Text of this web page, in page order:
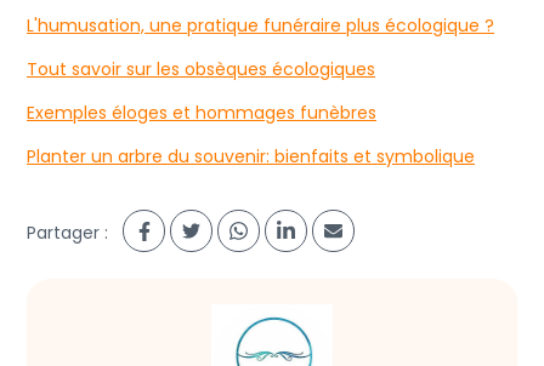
L'humusation, une pratique funéraire plus écologique ?
Tout savoir sur les obsèques écologiques
Exemples éloges et hommages funèbres
Planter un arbre du souvenir: bienfaits et symbolique
Partager :